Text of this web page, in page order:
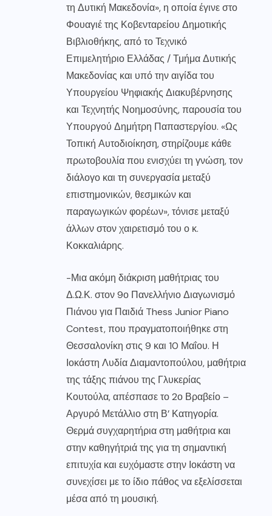
τη Δυτική Μακεδονία», η οποία έγινε στο
Φουαγιέ της Κοβενταρείου Δημοτικής
Βιβλιοθήκης, από το Τεχνικό
Επιμελητήριο Ελλάδας / Τμήμα Δυτικής
Μακεδονίας και υπό την αιγίδα του
Υπουργείου Ψηφιακής Διακυβέρνησης
και Τεχνητής Νοημοσύνης, παρουσία του
Υπουργού Δημήτρη Παπαστεργίου. «Ως
Τοπική Αυτοδιοίκηση, στηρίζουμε κάθε
πρωτοβουλία που ενισχύει τη γνώση, τον
διάλογο και τη συνεργασία μεταξύ
επιστημονικών, θεσμικών και
παραγωγικών φορέων», τόνισε μεταξύ
άλλων στον χαιρετισμό του ο κ.
Κοκκαλιάρης.
-Μια ακόμη διάκριση μαθήτριας του
Δ.Ω.Κ. στον 9ο Πανελλήνιο Διαγωνισμό
Πιάνου για Παιδιά Thess Junior Piano
Contest, που πραγματοποιήθηκε στη
Θεσσαλονίκη στις 9 και 10 Μαΐου. Η
Ιοκάστη Λυδία Διαμαντοπούλου, μαθήτρια
της τάξης πιάνου της Γλυκερίας
Κουτούλα, απέσπασε το 2ο Βραβείο –
Αργυρό Μετάλλιο στη Β’ Κατηγορία.
Θερμά συγχαρητήρια στη μαθήτρια και
στην καθηγήτριά της για τη σημαντική
επιτυχία και ευχόμαστε στην Ιοκάστη να
συνεχίσει με το ίδιο πάθος να εξελίσσεται
μέσα από τη μουσική.